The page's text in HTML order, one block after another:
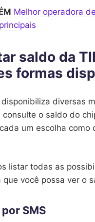
Melhor operadora
saldo da
formas
diversas
consulte o saldo do
um escolha como
listar todas as
que você possa ver o
SMS